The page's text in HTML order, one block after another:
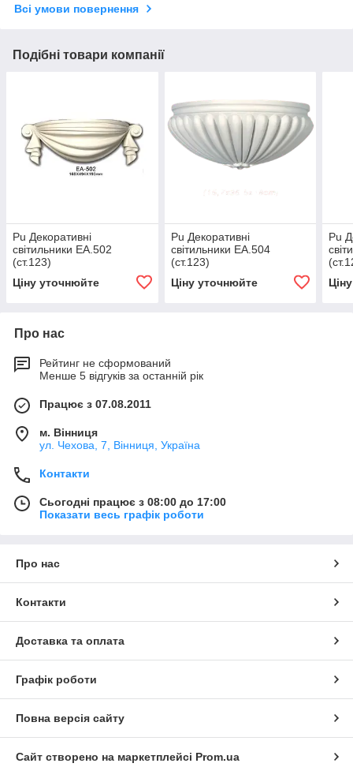
Всі умови повернення
Подібні товари компанії
Pu Декоративні
світильники EA.502
(ст.123)
Ціну уточнюйте
Pu Декоративні
світильники EA.504
(ст.123)
Ціну уточнюйте
Pu
Про нас
Рейтинг не сформований
Менше 5 відгуків за останній рік
Працює з 07.08.2011
м. Вінниця
ул. Чехова, 7, Вінниця, Україна
Контакти
Сьогодні працює з 08:00 до 17:00
Показати весь графік роботи
Про нас
Контакти
Доставка та оплата
Графік роботи
Повна версія сайту
Сайт створено на маркетплейсі Prom.ua